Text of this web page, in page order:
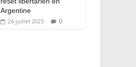
Argentine
26 juillet 2025 0